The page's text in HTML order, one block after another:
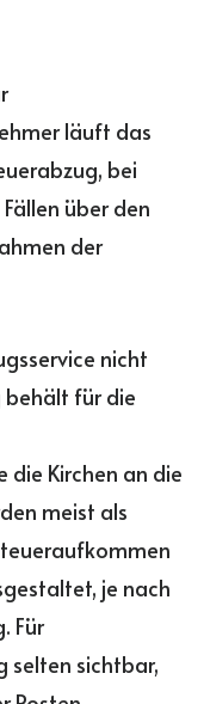
läuft das
bei
über den
der
nicht
behält für die
die Kirchen an die
meist als
je nach
Für
selten sichtbar,